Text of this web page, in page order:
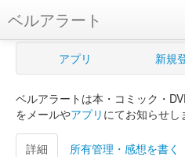
ベルアラート
ベルアラートとは
新規登録
ログイン
アプリ 新規
ベルアラートは本・コミック・
をメールやアプリ にてお知らせし
詳細 所有管理・感想を書く